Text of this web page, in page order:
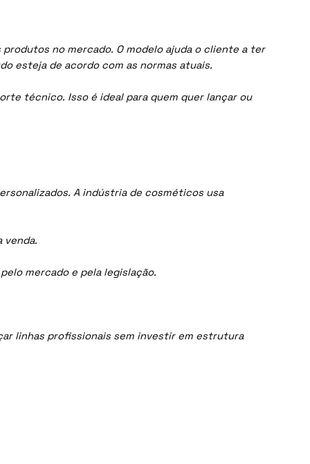
no mercado. O modelo ajuda o cliente a ter
esteja de acordo com as normas atuais.
técnico. Isso é ideal para quem quer lançar ou
A indústria de cosméticos usa
venda.
mercado e pela legislação.
linhas profissionais sem investir em estrutura